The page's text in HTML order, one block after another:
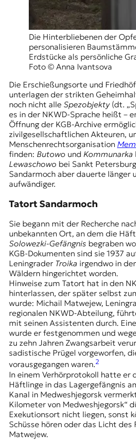
t
e
u
r
o
p
a
.
Die Hinterbliebenen der
personalisieren
Erdstücke als persönliche
Foto © Anna Ivantsova
Die Erschießungsorte und
unterlagen der strikten
noch nicht alle Spezobjekty (dt.
es in der NKWD-Sprache heißt –
Öffnung der KGB-Archive
zivilgesellschaftlichen Akteuren,
Menschenrechtsorganisation
finden: Butowo und Kommunarka
Lewaschowo bei Sankt
Sandarmoch aber dauerte länger
aufwändiger.
Tatort Sandarmoch
Sie begann mit der Recherche
unbekannten Ort, an dem die
Solowezki-Gefängnis begraben
KGB-Dokumenten sind sie 1937
Leningrader Troika irgendwo in
Wäldern hingerichtet worden.
Hinweise zum Tatort hat in den
hinterlassen, der später selbst
wurde: Michail Matwejew,
regionalen NKWD-Abteilung,
mit seinen Assistenten durch.
wurde er festgenommen und
zu zehn Jahren Zwangsarbeit
sadistische Prügel vorgeworfen,
vorausgegangen waren.2
In einem Verhörprotokoll hatte er
Häftlinge in das Lagergefängnis
Kanal in Medweshjegorsk
Kilometer von Medweshjegorsk“
Exekutionsort nicht liegen, sonst
Schüsse hören oder das Licht des
Matwejew.